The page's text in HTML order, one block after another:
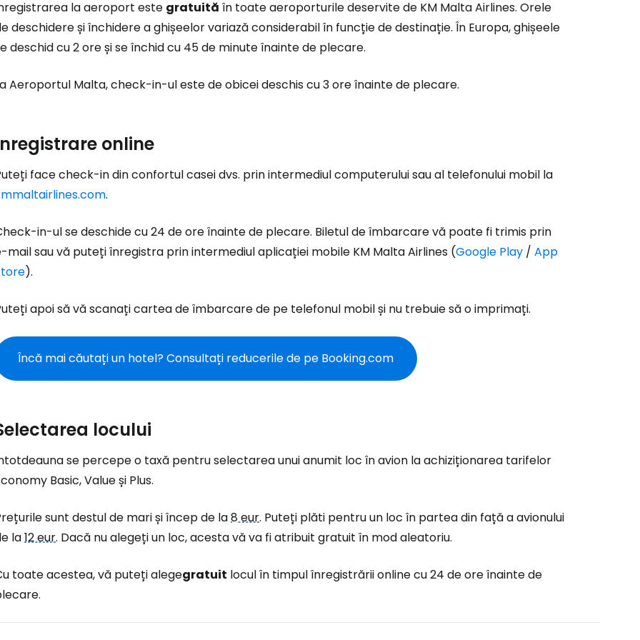
la aeroport este gratuită în toate aeroporturile deservite de KM Malta Airlines. Orele
deschidere și închidere a ghișeelor variază considerabil în funcție de destinație. În Europa, ghișeele
deschid cu 2 ore și se închid cu 45 de minute înainte de plecare.
Aeroportul Malta, check-in-ul este de obicei deschis cu 3 ore înainte de plecare.
online
face check-in din confortul casei dvs. prin intermediul computerului sau al telefonului mobil la
.
in-ul se deschide cu 24 de ore înainte de plecare. Biletul de îmbarcare vă poate fi trimis prin
mail sau vă puteți înregistra prin intermediul aplicației mobile KM Malta Airlines (Google Play / App
).
apoi să vă scanați cartea de îmbarcare de pe telefonul mobil și nu trebuie să o imprimați.
Încă mai căutați un hotel? Consultați reducerile de pe Booking.com
locului
se percepe o taxă pentru selectarea unui anumit loc în avion la achiziționarea tarifelor
Basic, Value și Plus.
sunt destul de mari și încep de la8 eur. Puteți plăti pentru un loc în partea din față a avionului
la12 eur. Dacă nu alegeți un loc, acesta vă va fi atribuit gratuit în mod aleatoriu.
toate acestea, vă puteți alegegratuit locul în timpul înregistrării online cu 24 de ore înainte de
Conectați-vă la Cestee
... comunitatea mondială a călătorilor